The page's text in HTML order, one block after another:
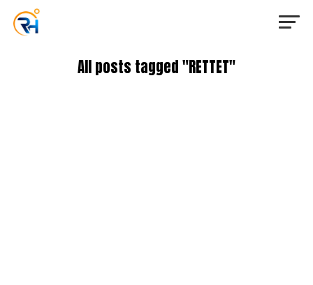
All posts tagged "RETTET"